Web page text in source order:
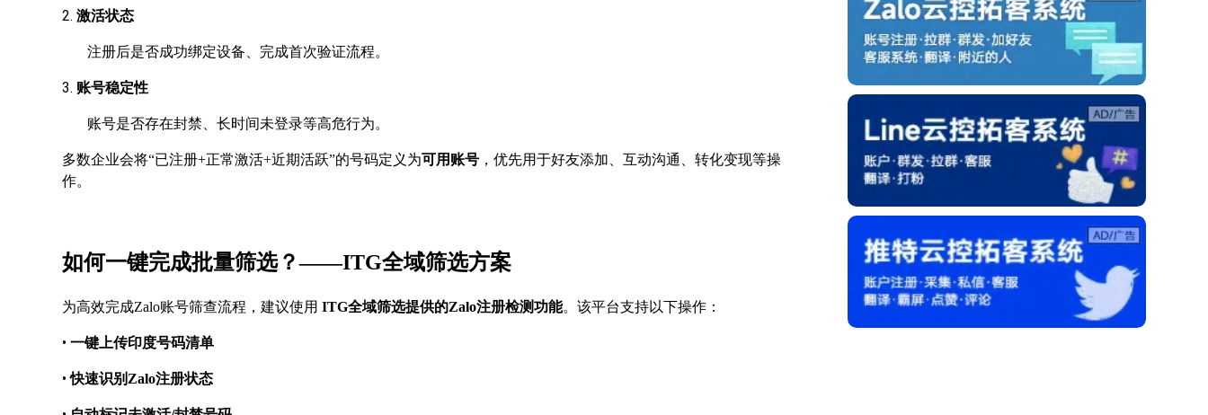
2. 激活状态
注册后是否成功绑定设备、完成首次验证流程。
3. 账号稳定性
账号是否存在封禁、长时间未登录等高危行为。
多数企业会将“已注册+正常激活+近期活跃”的号码定义为可用账号 ，优先用于好友添加、互动沟通、转化变现等操
作。
如何一键完成批量筛选？——ITG全域筛选方案
为高效完成Zalo账号筛查流程，建议使用 ITG全域筛选提供的Zalo注册检测功能。该平台支持以下操作：
• 一键上传印度号码清单
•快速识别 Zalo注册状态